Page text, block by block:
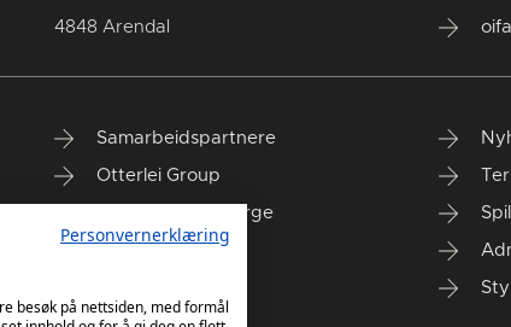
4848 Arendal
Samarbeidspartnere
Otterlei Group
Sparebanken Norge
Personvernerklæring
besøk på nettsiden, med formål